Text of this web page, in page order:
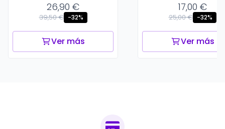
26,90 €
39,50 € -32%
Ver más
17,00 €
25,00 € -32%
Ver más